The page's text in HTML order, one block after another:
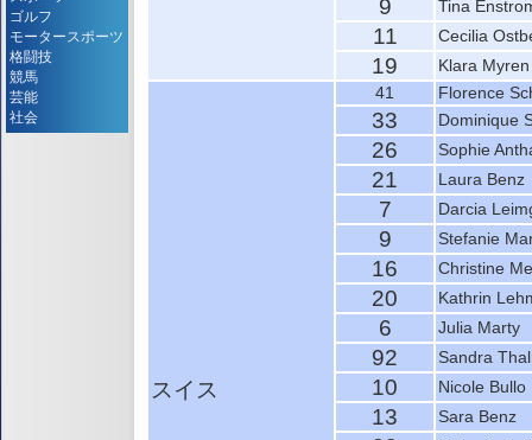
9 Tina
11 Cecilia
19 Klara Myren
スイス
41 Florence
33 Dominique
26 Sophie
21 Laura Benz
7 Darcia
9 Stefanie
16 Christine
20 Kathrin
6 Julia Marty
92 Sandra
10 Nicole Bullo
13 Sara Benz
ゴルフ
モータースポーツ
格闘技
競馬
芸能
社会